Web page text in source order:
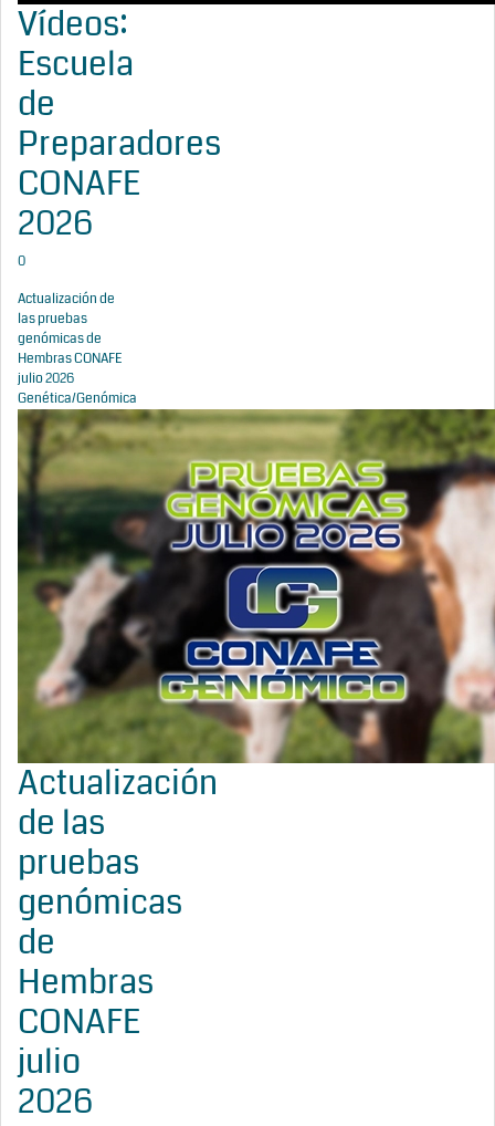
Vídeos:
Escuela
de
Preparadores
CONAFE
2026
0
Actualización de
las pruebas
genómicas de
Hembras CONAFE
julio 2026
Genética/Genómica
Actualización
de las
pruebas
genómicas
de
Hembras
CONAFE
julio
2026